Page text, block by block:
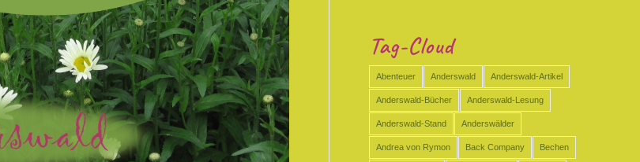
Tag-Cloud
Abenteuer Anderswald Anderswald-Artikel
Anderswald-Bücher Anderswald-Lesung
Anderswald-Stand Anderswälder
Andrea von Rymon Back Company Bechen